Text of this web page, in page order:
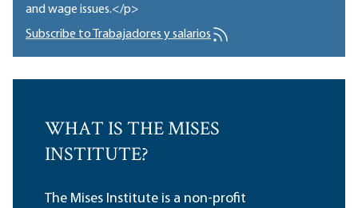
and wage issues.</p>
Subscribe to Trabajadores y salarios
WHAT IS THE MISES
INSTITUTE?
The Mises Institute is a non-profit